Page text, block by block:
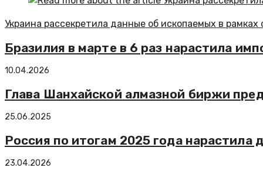
Украина рассекретила данные об ископаемых в
Бразилия в марте в 6 раз нарастила
10.04.2026
Глава Шанхайской алмазной биржи
25.06.2025
Россия по итогам 2025 года нарастила
23.04.2026